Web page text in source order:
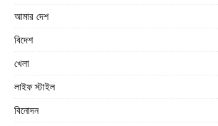
আমার দেশ
বিদেশ
খেলা
লাইফ স্টাইল
বিনোদন